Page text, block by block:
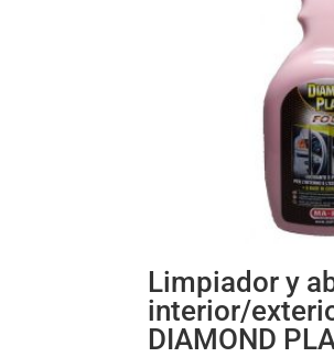
Limpiador y
interior/
DIAMOND